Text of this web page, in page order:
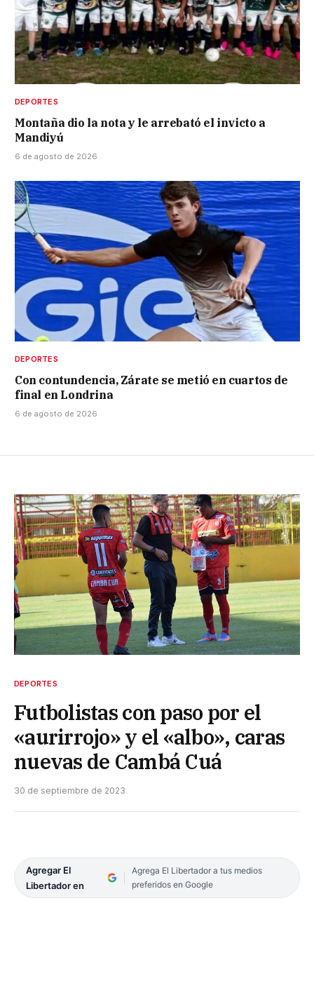
DEPORTES
Montaña dio la nota y le arrebató el invicto a
Mandiyú
6 de agosto de 2026
DEPORTES
Con contundencia, Zárate se metió en cuartos de
final en Londrina
6 de agosto de 2026
DEPORTES
Futbolistas con paso por el
«aurirrojo» y el «albo», caras
nuevas de Cambá Cuá
30 de septiembre de 2023
Agregar El
Libertador en
Agrega El Libertador a tus medios
preferidos en Google